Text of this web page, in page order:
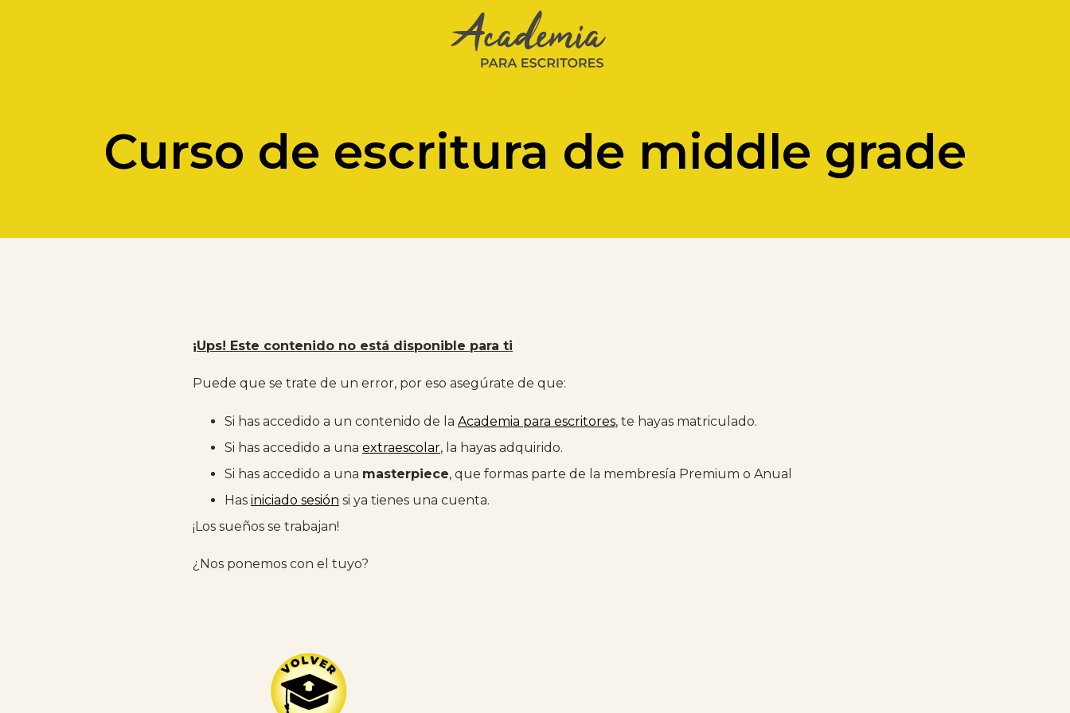
Curso de escritura de middle grade
¡Ups! Este contenido no está disponible para ti
Puede que se trate de un error, por eso asegúrate de que:
Si has accedido a un contenido de la Academia para escritores, te hayas matriculado.
Si has accedido a una extraescolar, la hayas adquirido.
Si has accedido a una masterpiece, que formas parte de la membresía Premium o Anual
Has iniciado sesión si ya tienes una cuenta.
¡Los sueños se trabajan!
¿Nos ponemos con el tuyo?